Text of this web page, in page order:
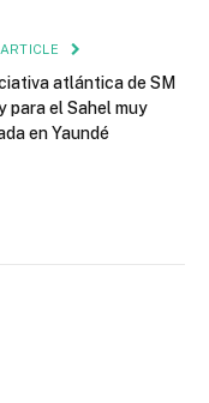
atlántica de SM
para el Sahel muy
en Yaundé